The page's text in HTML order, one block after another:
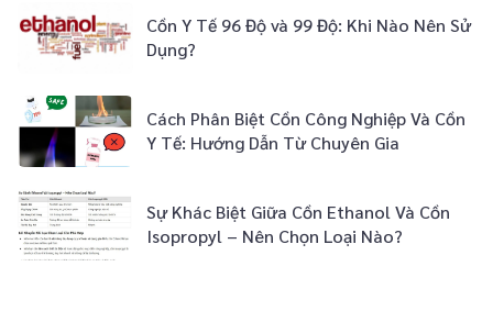
Cồn Y Tế 96 Độ và 99 Độ: Khi Nào Nên Sử
Dụng?
Cách Phân Biệt Cồn Công Nghiệp Và Cồn
Y Tế: Hướng Dẫn Từ Chuyên Gia
Sự Khác Biệt Giữa Cồn Ethanol Và Cồn
Isopropyl – Nên Chọn Loại Nào?